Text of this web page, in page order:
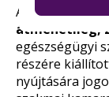
A BKK a
átmenetileg,
egészségügyi
részére
nyújtására